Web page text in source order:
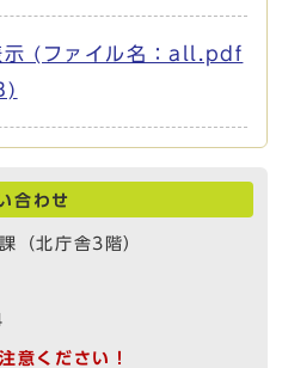
(ファイル名：all.pdf
合わせ
（北庁舎3階）
意ください！